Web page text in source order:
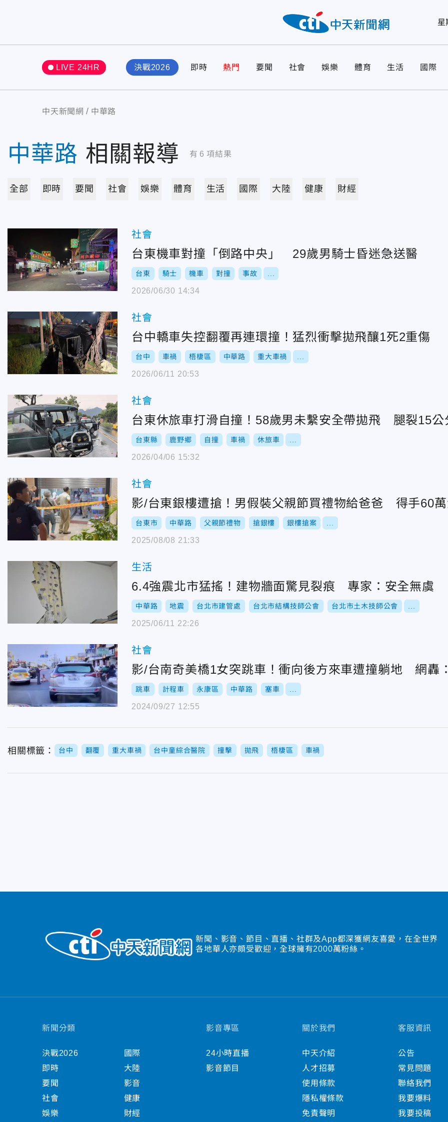
星
LIVE 24HR 決戰2026 即時 熱門 要聞 社會 娛樂 體育 生活 國際
中天新聞網 中華路
中華路 相關報導 有 6 項結果
全部 即時 要聞 社會 娛樂 體育 生活 國際 大陸 健康 財經
社會
台東機車對撞「倒路中央」 29歲男騎士昏迷急送醫
台東 騎士 機車 對撞 事故
2026/06/30 14:34
社會
台中轎車失控翻覆再連環撞！猛烈衝擊拋飛釀1死2重傷
台中 車禍 梧棲區 中華路 重大車禍
2026/06/11 20:53
社會
台東休旅車打滑自撞！58歲男未繫安全帶拋飛 腿裂15公
台東縣 鹿野鄉 自撞 車禍 休旅車
2026/04/06 15:32
社會
影/台東銀樓遭搶！男假裝父親節買禮物給爸爸 得手60
台東市 中華路 父親節禮物 搶銀樓 銀樓搶案
2025/08/08 21:33
生活
6.4強震北市猛搖！建物牆面驚見裂痕 專家：安全無虞
中華路 地震 台北市建管處 台北市結構技師公會 台北市土木技師公會
2025/06/11 22:26
社會
影/台南奇美橋1女突跳車！衝向後方來車遭撞躺地 網轟
跳車 計程車 永康區 中華路 塞車
2024/09/27 12:55
相關標籤： 台中 翻覆 重大車禍 台中童綜合醫院 撞擊 拋飛 梧棲區 車禍
新聞、影音、節目、直播、社群及App都深獲網友喜愛，在全世界
各地華人亦頗受歡迎，全球擁有2000萬粉絲。
新聞分類
決戰2026
即時
要聞
社會
娛樂
國際
大陸
影音
健康
財經
影音專區
24小時直播
影音節目
關於我們
中天介紹
人才招募
使用條款
隱私權條款
免責聲明
客服資訊
公告
常見問題
聯絡我們
我要爆料
我要投稿